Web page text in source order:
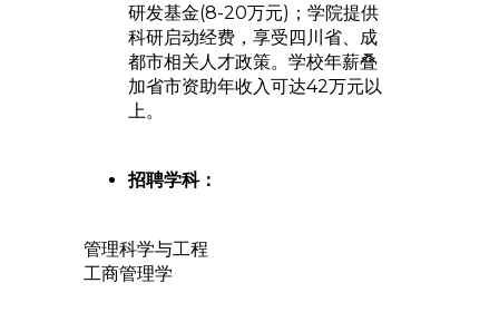
研发基金(8-20万元)；学院提供
科研启动经费，享受四川省、成
都市相关人才政策。学校年薪叠
加省市资助年收入可达42万元以
上。
招聘学科：
管理科学与工程
工商管理学